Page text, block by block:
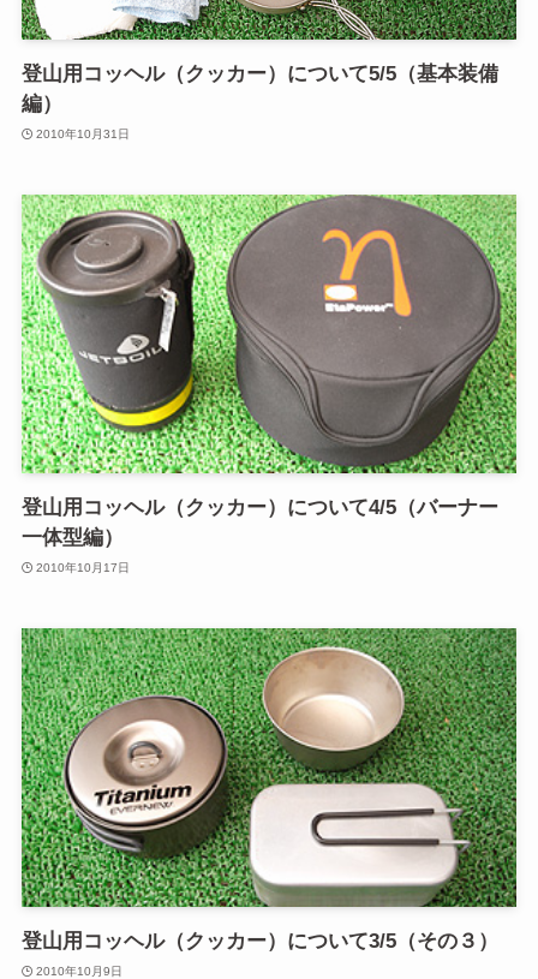
登山用コッヘル（クッカー）について5/5（基本装備
編）
2010年10月31日
登山用コッヘル（クッカー）について4/5（バーナー
一体型編）
2010年10月17日
登山用コッヘル（クッカー）について3/5（その３）
2010年10月9日